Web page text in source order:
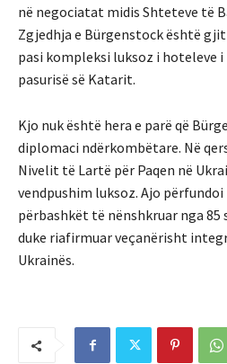
në negociatat midis Shteteve të
Zgjedhja e Bürgenstock është
pasi kompleksi luksoz i hoteleve
pasurisë së Katarit.
Kjo nuk është hera e parë që
diplomaci ndërkombëtare. Në
Nivelit të Lartë për Paqen në
vendpushim luksoz. Ajo
përbashkët të nënshkruar nga
duke riafirmuar veçanërisht
Ukrainës.